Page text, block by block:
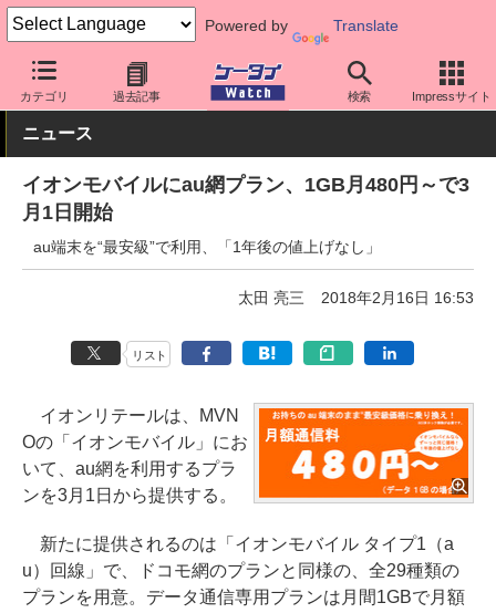
Powered by Translate
カテゴリ 過去記事 検索 Impressサイト
ケータイ Watch 格安スマホ/格安SIM 格安SIM/MVNO 料金プ
ニュース
イオンモバイルにau網プラン、1GB月480円～で3
月1日開始
au端末を“最安級”で利用、「1年後の値上げなし」
太田 亮三 2018年2月16日 16:53
リスト
イオンリテールは、MVN
Oの「イオンモバイル」にお
いて、au網を利用するプラ
ンを3月1日から提供する。
新たに提供されるのは「イオンモバイル タイプ1（a
u）回線」で、ドコモ網のプランと同様の、全29種類の
プランを用意。データ通信専用プランは月間1GBで月額